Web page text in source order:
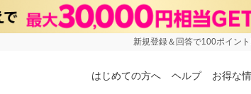
新規登録＆回答で100ポイン
はじめての方へ ヘルプ お得な